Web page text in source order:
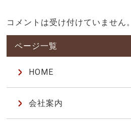
コメントは受け付けていません。
HOME
会社案内